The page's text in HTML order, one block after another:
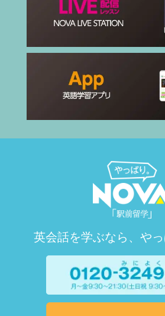
英会話を学ぶなら、やっ